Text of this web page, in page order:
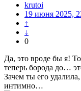
krutoi
19 июня 2025,
↑
↓
0
Да, это вроде бы я!
теперь борода до…
Зачем ты его
интимно…